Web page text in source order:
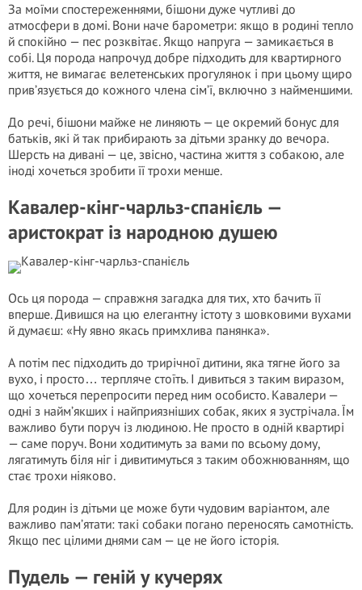
За моїми спостереженнями, бішони дуже чутливі до
атмосфери в домі. Вони наче барометри: якщо в родині тепло
й спокійно — пес розквітає. Якщо напруга — замикається в
собі. Ця порода напрочуд добре підходить для квартирного
життя, не вимагає велетенських прогулянок і при цьому щиро
прив’язується до кожного члена сім’ї, включно з найменшими.
До речі, бішони майже не линяють — це окремий бонус для
батьків, які й так прибирають за дітьми зранку до вечора.
Шерсть на дивані — це, звісно, частина життя з собакою, але
іноді хочеться зробити її трохи менше.
Кавалер-кінг-чарльз-спанієль —
аристократ із народною душею
Ось ця порода — справжня загадка для тих, хто бачить її
вперше. Дивишся на цю елегантну істоту з шовковими вухами
й думаєш: «Ну явно якась примхлива панянка».
А потім пес підходить до трирічної дитини, яка тягне його за
вухо, і просто… терпляче стоїть. І дивиться з таким виразом,
що хочеться перепросити перед ним особисто. Кавалери —
одні з найм’якших і найприязніших собак, яких я зустрічала. Їм
важливо бути поруч із людиною. Не просто в одній квартирі
— саме поруч. Вони ходитимуть за вами по всьому дому,
лягатимуть біля ніг і дивитимуться з таким обожнюванням, що
стає трохи ніяково.
Для родин із дітьми це може бути чудовим варіантом, але
важливо пам’ятати: такі собаки погано переносять самотність.
Якщо пес цілими днями сам — це не його історія.
Пудель — геній у кучерях